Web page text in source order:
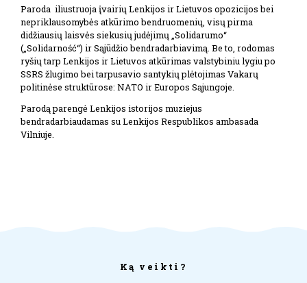
Paroda iliustruoja įvairių Lenkijos ir Lietuvos opozicijos bei
nepriklausomybės atkūrimo bendruomenių, visų pirma
didžiausių laisvės siekusių judėjimų „Solidarumo“
(„Solidarność“) ir Sąjūdžio bendradarbiavimą. Be to, rodomas
ryšių tarp Lenkijos ir Lietuvos atkūrimas valstybiniu lygiu po
SSRS žlugimo bei tarpusavio santykių plėtojimas Vakarų
politinėse struktūrose: NATO ir Europos Sąjungoje.
Parodą parengė Lenkijos istorijos muziejus
bendradarbiaudamas su Lenkijos Respublikos ambasada
Vilniuje.
Ką veikti?